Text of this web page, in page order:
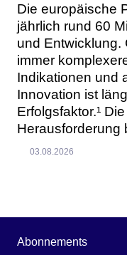
Die europäische
jährlich rund 60
und Entwicklung.
immer
Indikationen und
Innovation ist
Erfolgsfaktor.¹
Herausforderung
03.08.2026
Abonnements